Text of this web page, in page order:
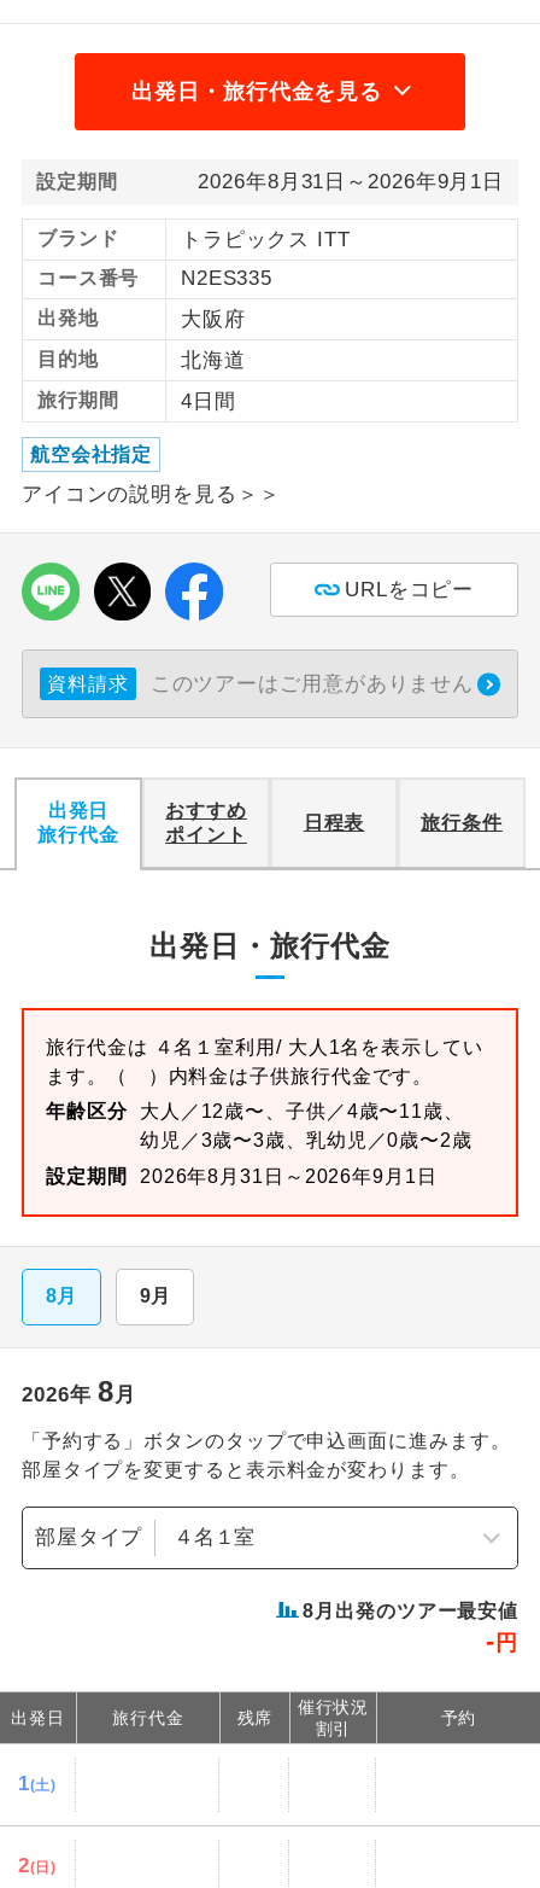
出発日・旅行代金を見る
設定期間 2026年8月31日～2026年9月1日
ブランド トラピックス ITT
コース番号 N2ES335
出発地 大阪府
目的地 北海道
旅行期間 4日間
航空会社指定
アイコンの説明を見る＞＞
URLをコピー
資料請求 このツアーはご用意がありません
出発日
旅行代金
おすすめ
ポイント
日程表 旅行条件
出発日・旅行代金
旅行代金は ４名１室利用/ 大人1名を表示してい
ます。
（ ）内料金は子供旅行代金です。
年齢区分
大人／12歳〜、子供／4歳〜11歳、
幼児／3歳〜3歳、乳幼児／0歳〜2歳
設定期間
2026年8月31日～2026年9月1日
8月 9月
2026年 8月
「予約する」ボタンのタップで申込画面に進みます。
部屋タイプを変更すると表示料金が変わります。
部屋タイプ
8 月出発のツアー最安値
- 円
出発日 旅行代金 残席
催行状況
割引
予約
1(土)
2(日)
金
ご夫婦限定
ご夫婦限定でご参加いただけるコースで
女性限定
す。
年齢制限あり
ご参加にあたり年齢に制限があるコース
です。
航空会社指定
利用航空会社が指定なので、ご出発の計
画にとても便利です。
ホテル指定
ご紹介するホテルを指定したコースで
す。
おひとり様バ
ス2席利用
す。